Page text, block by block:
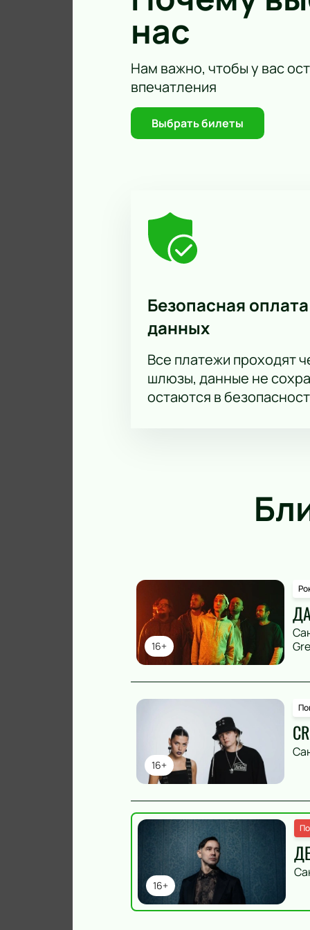
нас
Нам важно, чтобы у вас
впечатления
Выбрать билеты
Безопасная
данных
Все платежи проходят
шлюзы, данные не
остаются в
16+
16+
16+